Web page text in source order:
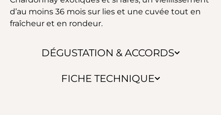
DÉGUSTATION & ACCORDS
FICHE TECHNIQUE
d’au moins 36 mois sur lies et une cuvée tout en
fraîcheur et en rondeur.